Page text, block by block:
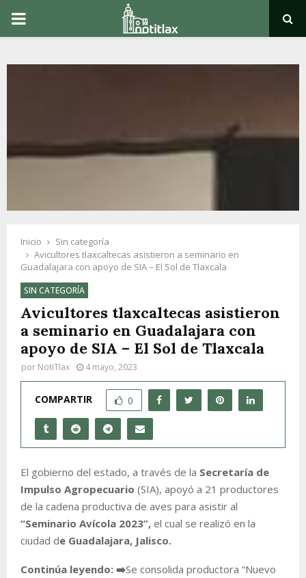
PRIMARY
Inicio
Sin categoría
Avicultores tlaxcaltecas asistieron a seminario en
Guadalajara con apoyo de SIA – El Sol de Tlaxcala
SIN CATEGORÍA
Avicultores tlaxcaltecas asistieron
a seminario en Guadalajara con
apoyo de SIA – El Sol de Tlaxcala
por NotiTlax 4 mayo, 2023
COMPARTIR 0
El gobierno del estado, a través de la Secretaría de
Impulso Agropecuario (SIA), apoyó a 21 productores
de la cadena productiva de aves para asistir al
“Seminario Avícola 2023”, el cual se realizó en la
ciudad de Guadalajara, Jalisco.
Continúa leyendo: ➡️Se consolida productora “Nuevo